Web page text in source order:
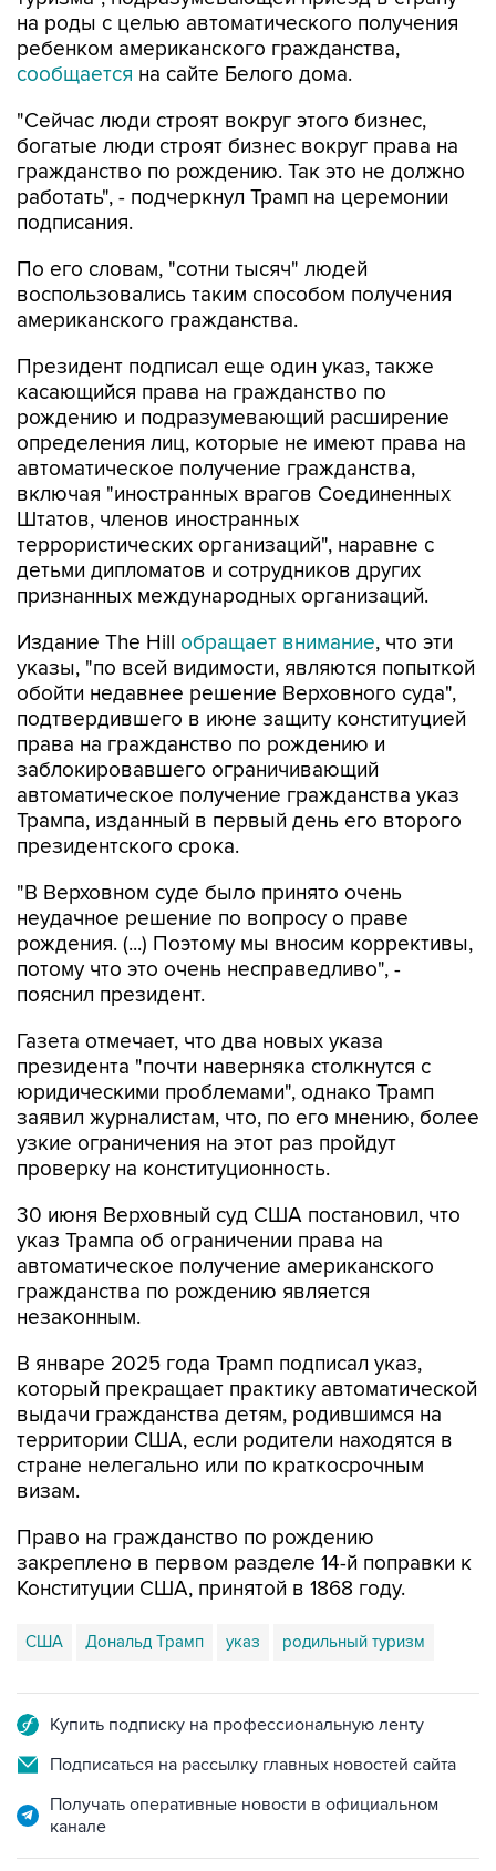
на роды с целью автоматического получения
ребенком американского гражданства,
сообщается на сайте Белого дома.
"Сейчас люди строят вокруг этого бизнес,
богатые люди строят бизнес вокруг права на
гражданство по рождению. Так это не должно
работать", - подчеркнул Трамп на церемонии
подписания.
По его словам, "сотни тысяч" людей
воспользовались таким способом получения
американского гражданства.
Президент подписал еще один указ, также
касающийся права на гражданство по
рождению и подразумевающий расширение
определения лиц, которые не имеют права на
автоматическое получение гражданства,
включая "иностранных врагов Соединенных
Штатов, членов иностранных
террористических организаций", наравне с
детьми дипломатов и сотрудников других
признанных международных организаций.
Издание The Hill обращает внимание, что эти
указы, "по всей видимости, являются попыткой
обойти недавнее решение Верховного суда",
подтвердившего в июне защиту конституцией
права на гражданство по рождению и
заблокировавшего ограничивающий
автоматическое получение гражданства указ
Трампа, изданный в первый день его второго
президентского срока.
"В Верховном суде было принято очень
неудачное решение по вопросу о праве
рождения. (...) Поэтому мы вносим коррективы,
потому что это очень несправедливо", -
пояснил президент.
Газета отмечает, что два новых указа
президента "почти наверняка столкнутся с
юридическими проблемами", однако Трамп
заявил журналистам, что, по его мнению, более
узкие ограничения на этот раз пройдут
проверку на конституционность.
30 июня Верховный суд США постановил, что
указ Трампа об ограничении права на
автоматическое получение американского
гражданства по рождению является
незаконным.
В январе 2025 года Трамп подписал указ,
который прекращает практику автоматической
выдачи гражданства детям, родившимся на
территории США, если родители находятся в
стране нелегально или по краткосрочным
визам.
Право на гражданство по рождению
закреплено в первом разделе 14-й поправки к
Конституции США, принятой в 1868 году.
США Дональд Трамп указ родильный туризм
Купить подписку на профессиональную ленту
Подписаться на рассылку главных новостей сайта
Получать оперативные новости в официальном
канале